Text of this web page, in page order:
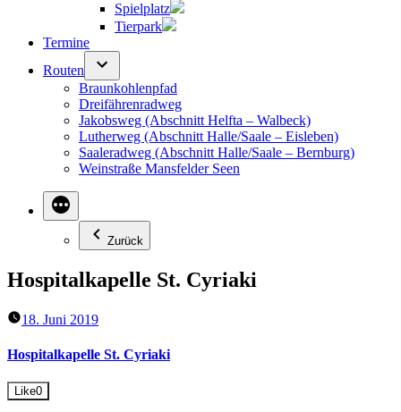
Spielplatz
Tierpark
Termine
Routen
Braunkohlenpfad
Dreifährenradweg
Jakobsweg (Abschnitt Helfta – Walbeck)
Lutherweg (Abschnitt Halle/Saale – Eisleben)
Saaleradweg (Abschnitt Halle/Saale – Bernburg)
Weinstraße Mansfelder Seen
Zurück
Hospitalkapelle St. Cyriaki
18. Juni 2019
Hospitalkapelle St. Cyriaki
Like0